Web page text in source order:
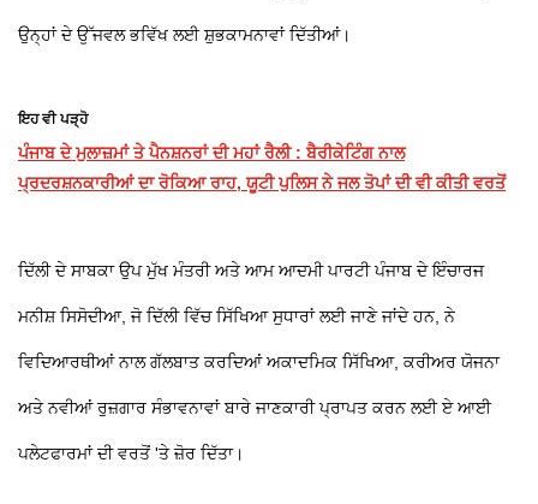
ਉਨ੍ਹਾਂ ਦੇ ਉੱਜਵਲ ਭਵਿੱਖ ਲਈ ਸ਼ੁਭਕਾਮਨਾਵਾਂ ਦਿੱਤੀਆਂ।
ਇਹ ਵੀ ਪੜ੍ਹੋ
ਪੰਜਾਬ ਦੇ ਮੁਲਾਜ਼ਮਾਂ ਤੇ ਪੈਨਸ਼ਨਰਾਂ ਦੀ ਮਹਾਂ ਰੈਲੀ : ਬੈਰੀਕੇਟਿੰਗ ਨਾਲ
ਪ੍ਰਦਰਸ਼ਨਕਾਰੀਆਂ ਦਾ ਰੋਕਿਆ ਰਾਹ, ਯੂਟੀ ਪੁਲਿਸ ਨੇ ਜਲ ਤੋਪਾਂ ਦੀ ਵੀ ਕੀਤੀ ਵਰਤੋਂ
ਦਿੱਲੀ ਦੇ ਸਾਬਕਾ ਉਪ ਮੁੱਖ ਮੰਤਰੀ ਅਤੇ ਆਮ ਆਦਮੀ ਪਾਰਟੀ ਪੰਜਾਬ ਦੇ ਇੰਚਾਰਜ
ਮਨੀਸ਼ ਸਿਸੋਦੀਆ, ਜੋ ਦਿੱਲੀ ਵਿੱਚ ਸਿੱਖਿਆ ਸੁਧਾਰਾਂ ਲਈ ਜਾਣੇ ਜਾਂਦੇ ਹਨ, ਨੇ
ਵਿਦਿਆਰਥੀਆਂ ਨਾਲ ਗੱਲਬਾਤ ਕਰਦਿਆਂ ਅਕਾਦਮਿਕ ਸਿੱਖਿਆ, ਕਰੀਅਰ ਯੋਜਨਾ
ਅਤੇ ਨਵੀਆਂ ਰੁਜ਼ਗਾਰ ਸੰਭਾਵਨਾਵਾਂ ਬਾਰੇ ਜਾਣਕਾਰੀ ਪ੍ਰਾਪਤ ਕਰਨ ਲਈ ਏ ਆਈ
ਪਲੇਟਫਾਰਮਾਂ ਦੀ ਵਰਤੋਂ 'ਤੇ ਜ਼ੋਰ ਦਿੱਤਾ।